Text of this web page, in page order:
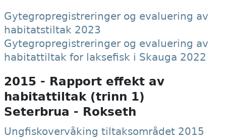
Gytegropregistreringer og evaluering av
habitatstiltak 2023
Gytegropregistreringer og evaluering av
habitattiltak for laksefisk i Skauga 2022
2015 - Rapport effekt av
habitattiltak (trinn 1)
Seterbrua - Rokseth
Ungfiskovervåking tiltaksområdet 2015